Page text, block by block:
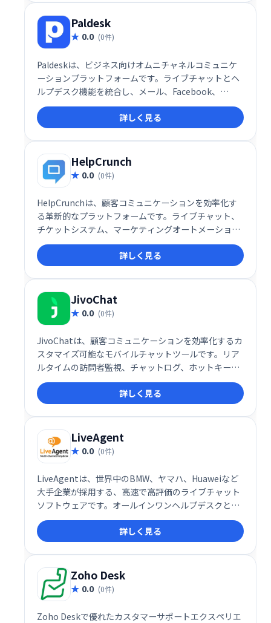
Paldesk
0.0 (0件)
Paldeskは、ビジネス向けオムニチャネルコミュニケ
ーションプラットフォームです。ライブチャットとヘ
ルプデスク機能を統合し、メール、Facebook、
Twitter、WhatsAppなど、様々なチャネルからの顧
客対応を一元管理できます。24時間365日のサポート
体制と効率的なプログラミングにより、顧客との強力
な関係構築を支援し、「仲間」のような存在を目指せ
ます。
詳しく見る
HelpCrunch
0.0 (0件)
HelpCrunchは、顧客コミュニケーションを効率化す
る革新的なプラットフォームです。ライブチャット、
チケットシステム、マーケティングオートメーショ
ン、メールマーケティングなどを統合し、見込み客獲
得から顧客維持まで、顧客ライフサイクル全体をサポ
ートします。Web・モバイルビジネスの顧客ロイヤル
ティ向上と売上増加に貢献します。
詳しく見る
JivoChat
0.0 (0件)
JivoChatは、顧客コミュニケーションを効率化するカ
スタマイズ可能なモバイルチャットツールです。リア
ルタイムの訪問者監視、チャットログ、ホットキーな
ど、顧客エンゲージメントを向上させる機能が充実。
チャンネル登録促進や購買意欲を高める、記憶に残る
体験を提供します。
詳しく見る
LiveAgent
0.0 (0件)
LiveAgentは、世界中のBMW、ヤマハ、Huaweiなど
大手企業が採用する、高速で高評価のライブチャット
ソフトウェアです。オールインワンヘルプデスクとし
て、パーソナライズされた顧客対応を実現し、効率的
なカスタマーサービスを提供します。2020年にはSMB
部門で最高評価を獲得。ワールドクラスのカスタマー
サポートを目指せる、フル機能のソリューションで
す。
詳しく見る
Zoho Desk
0.0 (0件)
Zoho Deskで優れたカスタマーサポートエクスペリエ